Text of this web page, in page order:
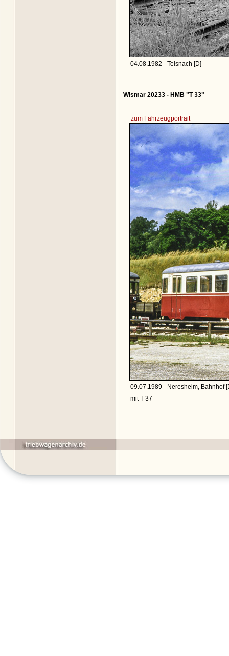
04.08.1982 - Teisnach [D]
Wismar 20233 - HMB "T 33"
zum Fahrzeugportrait
09.07.1989 - Neresheim, Bahnhof
mit T 37